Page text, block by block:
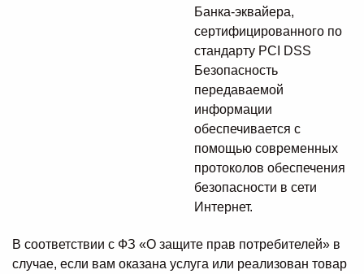
Банка-эквайера,
сертифицированного по
стандарту PCI DSS
Безопасность
передаваемой
информации
обеспечивается с
помощью современных
протоколов обеспечения
безопасности в сети
Интернет.
В соответствии с ФЗ «О защите прав потребителей» в
случае, если вам оказана услуга или реализован товар